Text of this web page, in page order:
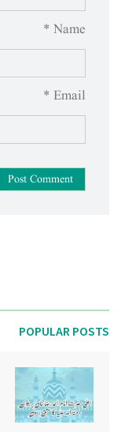
Name *
Email *
Post Comment
POPULAR POSTS